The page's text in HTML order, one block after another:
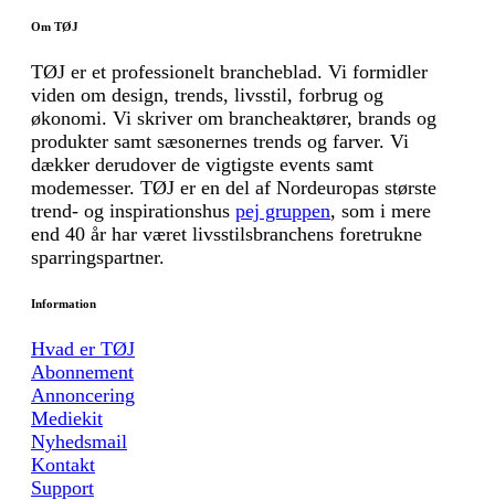
Om TØJ
TØJ er et professionelt brancheblad. Vi formidler
viden om design, trends, livsstil, forbrug og
økonomi. Vi skriver om brancheaktører, brands og
produkter samt sæsonernes trends og farver. Vi
dækker derudover de vigtigste events samt
modemesser. TØJ er en del af Nordeuropas største
trend- og inspirationshus pej gruppen, som i mere
end 40 år har været livsstilsbranchens foretrukne
sparringspartner.
Information
Hvad er TØJ
Abonnement
Annoncering
Mediekit
Nyhedsmail
Kontakt
Support